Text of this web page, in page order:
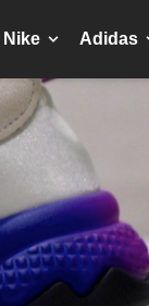
Nike Adidas